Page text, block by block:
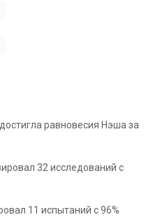
равновесия Нэша за
32 исследований с
11 испытаний с 96%